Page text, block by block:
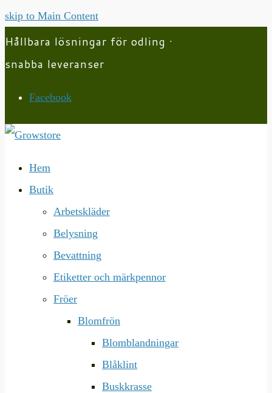
skip to Main Content
Hållbara lösningar för odling ·
snabba leveranser
Facebook
Hem
Butik
Arbetskläder
Belysning
Bevattning
Etiketter och märkpennor
Fröer
Blomfrön
Blomblandningar
Blåklint
Buskkrasse